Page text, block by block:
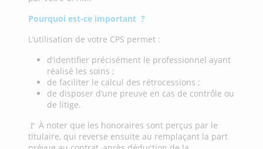
Pourquoi est-ce important ?
L’utilisation de votre CPS permet :
d’identifier précisément le professionnel ayant
réalisé les soins ;
de faciliter le calcul des rétrocessions ;
de disposer d’une preuve en cas de contrôle ou
de litige.
🚩 À noter que les honoraires sont perçus par le
titulaire, qui reverse ensuite au remplaçant la part